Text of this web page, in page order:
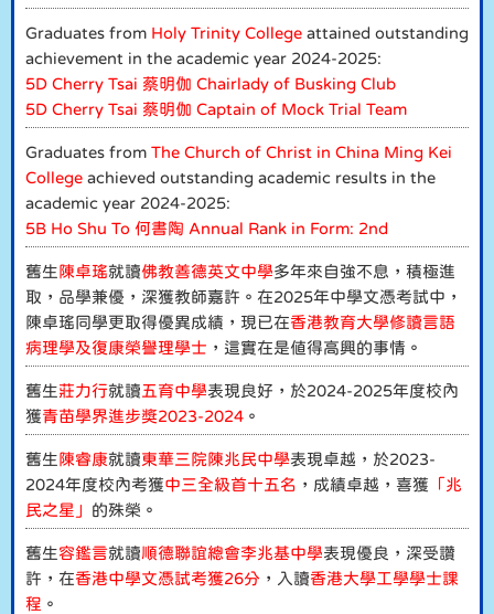
Graduates from Holy Trinity College attained outstanding
achievement in the academic year 2024-2025:
5D Cherry Tsai 蔡明伽 Chairlady of Busking Club
5D Cherry Tsai 蔡明伽 Captain of Mock Trial Team
Graduates from The Church of Christ in China Ming Kei
College achieved outstanding academic results in the
academic year 2024-2025:
5B Ho Shu To 何書陶 Annual Rank in Form: 2nd
舊生陳卓瑤就讀佛教善德英文中學多年來自強不息，積極進
取，品學兼優，深獲教師嘉許。在2025年中學文憑考試中，
陳卓瑤同學更取得優異成績，現已在香港教育大學修讀言語
病理學及復康榮譽理學士 ，這實在是值得高興的事情。
舊生莊力行就讀五育中學表現良好，於2024-2025年度校內
獲青苗學界進步獎2023-2024 。
舊生陳睿康就讀東華三院陳兆民中學表現卓越，於2023-
2024年度校內考獲中三全級首十五名 ，成績卓越，喜獲 「兆
民之星」 的殊榮。
舊生容鑑言就讀順德聯誼總會李兆基中學表現優良，深受讚
許，在香港中學文憑試考獲26分 ，入讀香港大學工學學士課
程 。